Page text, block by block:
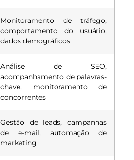
Monitoramento de tráfego,
comportamento do usuário,
dados demográficos
Análise de SEO,
acompanhamento de palavras-
chave, monitoramento de
concorrentes
Gestão de leads, campanhas
de e-mail, automação de
marketing